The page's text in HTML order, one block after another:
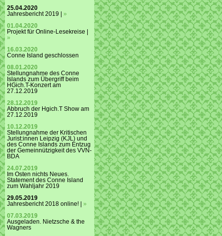
25.04.2020
Jahresbericht 2019 | »
01.04.2020
Projekt für Online-Lesekreise |
»
16.03.2020
Conne Island geschlossen
08.01.2020
Stellungnahme des Conne
Islands zum Übergriff beim
HGich.T-Konzert am
27.12.2019
28.12.2019
Abbruch der Hgich.T Show am
27.12.2019
10.12.2019
Stellungnahme der Kritischen
Jurist:innen Leipzig (KJL) und
des Conne Islands zum Entzug
der Gemeinnützigkeit des VVN-
BDA
24.07.2019
Im Osten nichts Neues.
Statement des Conne Island
zum Wahljahr 2019
29.05.2019
Jahresbericht 2018 online! | »
07.03.2019
Ausgeladen. Nietzsche & the
Wagners